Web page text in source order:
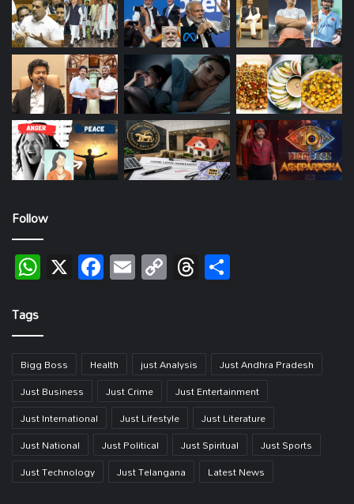
Follow
WhatsApp
X Facebook
EmailCopy
Link
Threads
Tags
Bigg Boss Health just Analysis
Just Andhra Pradesh
Just Business
Just Crime
Just Entertainment
Just International
Just Lifestyle
Just Literature
Just National
Just Political Just Spiritual
Just Sports
Just Technology
Just Telangana Latest News